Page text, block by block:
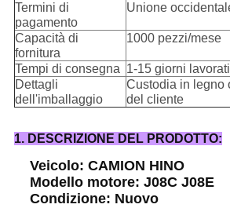
Termini di
pagamento
Unione
Capacità di
fornitura
1000 pezzi/mese
Tempi di consegna 1-15 giorni
Dettagli
dell'imballaggio
Custodia in legno
del cliente
1. DESCRIZIONE DEL PRODOTTO:
Veicolo: CAMION HINO
Modello motore: J08C J08E
Condizione: Nuovo